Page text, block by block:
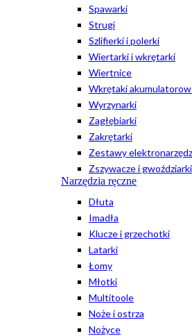
Spawarki
Strugi
Szlifierki i polerki
Wiertarki i wkrętarki
Wiertnice
Wkrętaki
Wyrzynarki
Zagłębiarki
Zakrętarki
Zestawy
Zszywacze i gwoździarki
Narzędzia ręczne
Dłuta
Imadła
Klucze i grzechotki
Latarki
Łomy
Młotki
Multitoole
Noże i ostrza
Nożyce